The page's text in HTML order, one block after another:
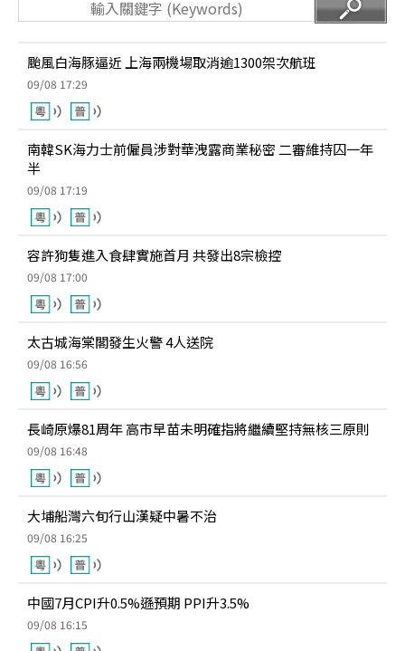
颱風白海豚逼近 上海兩機場取消逾1300架次航班
09/08 17:29
南韓SK海力士前僱員涉對華洩露商業秘密 二審維持囚一年
半
09/08 17:19
容許狗隻進入食肆實施首月 共發出8宗檢控
09/08 17:00
太古城海棠閣發生火警 4人送院
09/08 16:56
長崎原爆81周年 高市早苗未明確指將繼續堅持無核三原則
09/08 16:48
大埔船灣六旬行山漢疑中暑不治
09/08 16:25
中國7月CPI升0.5%遜預期 PPI升3.5%
09/08 16:15